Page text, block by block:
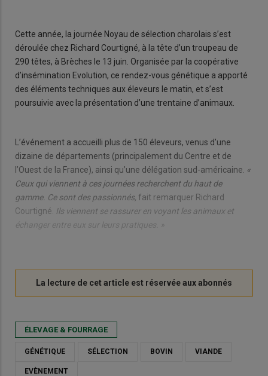
Cette année, la journée Noyau de sélection charolais s’est
déroulée chez Richard Courtigné, à la tête d’un troupeau de
290 têtes, à Brèches le 13 juin. Organisée par la coopérative
d’insémination Evolution, ce rendez-vous génétique a apporté
des éléments techniques aux éleveurs le matin, et s’est
poursuivie avec la présentation d’une trentaine d’animaux.
L’événement a accueilli plus de 150 éleveurs, venus d’une
dizaine de départements (principalement du Centre et de
l’Ouest de la France), ainsi qu’une délégation sud-américaine. «
Ceux qui viennent à ces journées recherchent du haut de
gamme. Ce sont des passionnés, fait remarquer Richard
Courtigné. Ils viennent se rassurer en voyant les animaux et
échanger entre eux sur leurs pratiques. »
ÉLEVAGE & FOURRAGE
GÉNÉTIQUE SÉLECTION BOVIN VIANDE
EVÈNEMENT